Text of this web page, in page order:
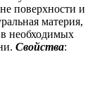
поверхности и
материя,
в необходимых
Свойства: